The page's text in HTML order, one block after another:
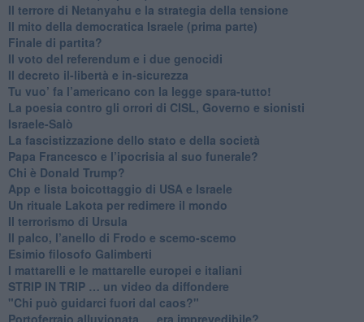
​Il terrore di Netanyahu e la strategia della tensione
Il mito della democratica Israele (prima parte)
​Finale di partita?
​Il voto del referendum e i due genocidi
Il decreto il-libertà e in-sicurezza
Tu vuo’ fa l’americano con la legge spara-tutto!
La poesia contro gli orrori di CISL, Governo e sionisti
Israele-Salò
​La fascistizzazione dello stato e della società
Papa Francesco e l’ipocrisia al suo funerale?
​Chi è Donald Trump?
App e lista boicottaggio di USA e Israele
​Un rituale Lakota per redimere il mondo
Il terrorismo di Ursula
​Il palco, l’anello di Frodo e scemo-scemo
Esimio filosofo Galimberti
​I mattarelli e le mattarelle europei e italiani
​STRIP IN TRIP … un video da diffondere
"Chi può guidarci fuori dal caos?"
​Portoferraio alluvionata … era imprevedibile?